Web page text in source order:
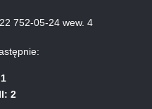
22 752-05-24 wew. 4
2